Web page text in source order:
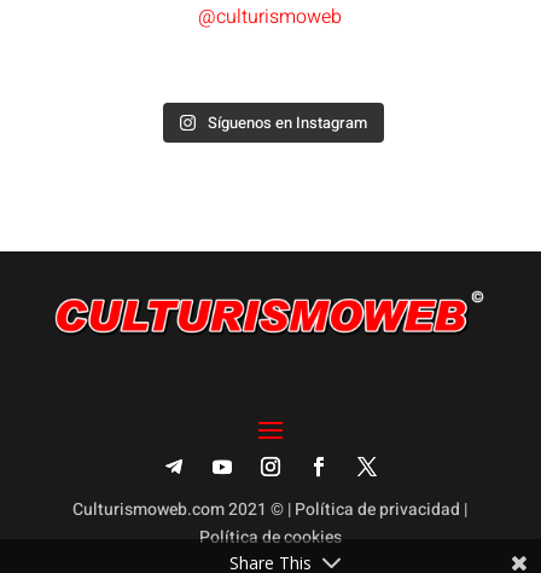
@culturismoweb
Síguenos en Instagram
Culturismoweb.com 2021 © |Política de privacidad |
Política de cookies
Share This